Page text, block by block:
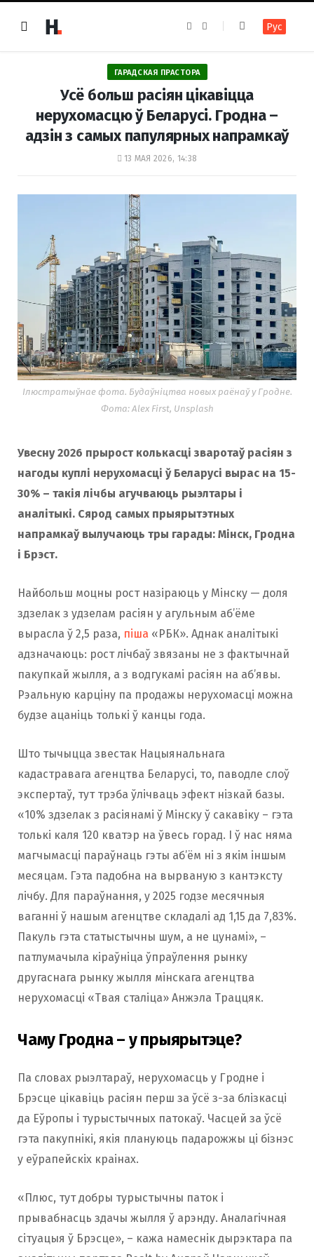
e
b
o
o
k
t
a
r
a
m
Рус
ГАРАДСКАЯ ПРАСТОРА
Усё больш расіян цікавіцца
нерухомасцю ў Беларусі. Гродна –
адзін з самых папулярных напрамкаў
13 МАЯ 2026, 14:38
Ілюстратыўнае фота. Будаўніцтва новых раёнаў у Гродне.
Фота: Alex First, Unsplash
Увесну 2026 прырост колькасці зваротаў расіян з
нагоды куплі нерухомасці ў Беларусі вырас на 15-
30% – такія лічбы агучваюць рыэлтары і
аналітыкі. Сярод самых прыярытэтных
напрамкаў вылучаюць тры гарады: Мінск, Гродна
і Брэст.
Найбольш моцны рост назіраюць у Мінску — доля
здзелак з удзелам расіян у агульным аб’ёме
вырасла ў 2,5 раза, піша «РБК». Аднак аналітыкі
адзначаюць: рост лічбаў звязаны не з фактычнай
пакупкай жылля, а з водгукамі расіян на аб’явы.
Рэальную карціну па продажы нерухомасці можна
будзе ацаніць толькі ў канцы года.
Што тычыцца звестак Нацыянальнага
кадастравага агенцтва Беларусі, то, паводле слоў
экспертаў, тут трэба ўлічваць эфект нізкай базы.
«10% здзелак з расіянамі ў Мінску ў сакавіку – гэта
толькі каля 120 кватэр на ўвесь горад. І ў нас няма
магчымасці параўнаць гэты аб’ём ні з якім іншым
месяцам. Гэта падобна на вырваную з кантэксту
лічбу. Для параўнання, у 2025 годзе месячныя
ваганні ў нашым агенцтве складалі ад 1,15 да 7,83%.
Пакуль гэта статыстычны шум, а не цунамі», –
патлумачыла кіраўніца ўпраўлення рынку
другаснага рынку жылля мінскага агенцтва
нерухомасці «Твая сталіца» Анжэла Траццяк.
Чаму Гродна – у прыярытэце?
Па словах рыэлтараў, нерухомасць у Гродне і
Брэсце цікавіць расіян перш за ўсё з-за блізкасці
да Еўропы і турыстычных патокаў. Часцей за ўсё
гэта пакупнікі, якія плануюць падарожжы ці бізнэс
у еўрапейскіх краінах.
«Плюс, тут добры турыстычны паток і
прывабнасць здачы жылля ў арэнду. Аналагічная
сітуацыя ў Брэсце», – кажа намеснік дырэктара па